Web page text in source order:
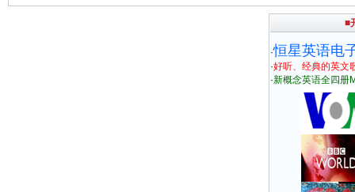
■
·恒星英语电
·好听、经典的英文
·新概念英语全四册